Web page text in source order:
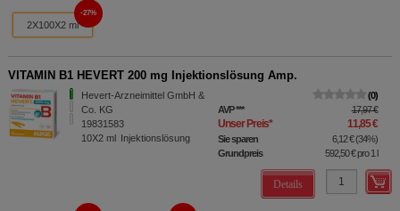
2X100X2 ml
27%
VITAMIN B1 HEVERT 200 mg Injektionslösung Amp.
Hevert-Arzneimittel GmbH &
Co. KG
19831583
10X2 ml Injektionslösung
0
AVP*** 17,97 €
Unser Preis* 11,85 €
Sie sparen 6,12 €(34%)
Grundpreis
592,50 €pro 1 l
Details